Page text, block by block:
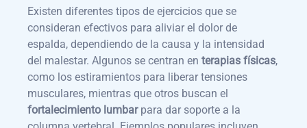
Existen diferentes tipos de ejercicios que se
consideran efectivos para aliviar el dolor de
espalda, dependiendo de la causa y la intensidad
del malestar. Algunos se centran en terapias físicas,
como los estiramientos para liberar tensiones
musculares, mientras que otros buscan el
fortalecimiento lumbarpara dar soporte a la